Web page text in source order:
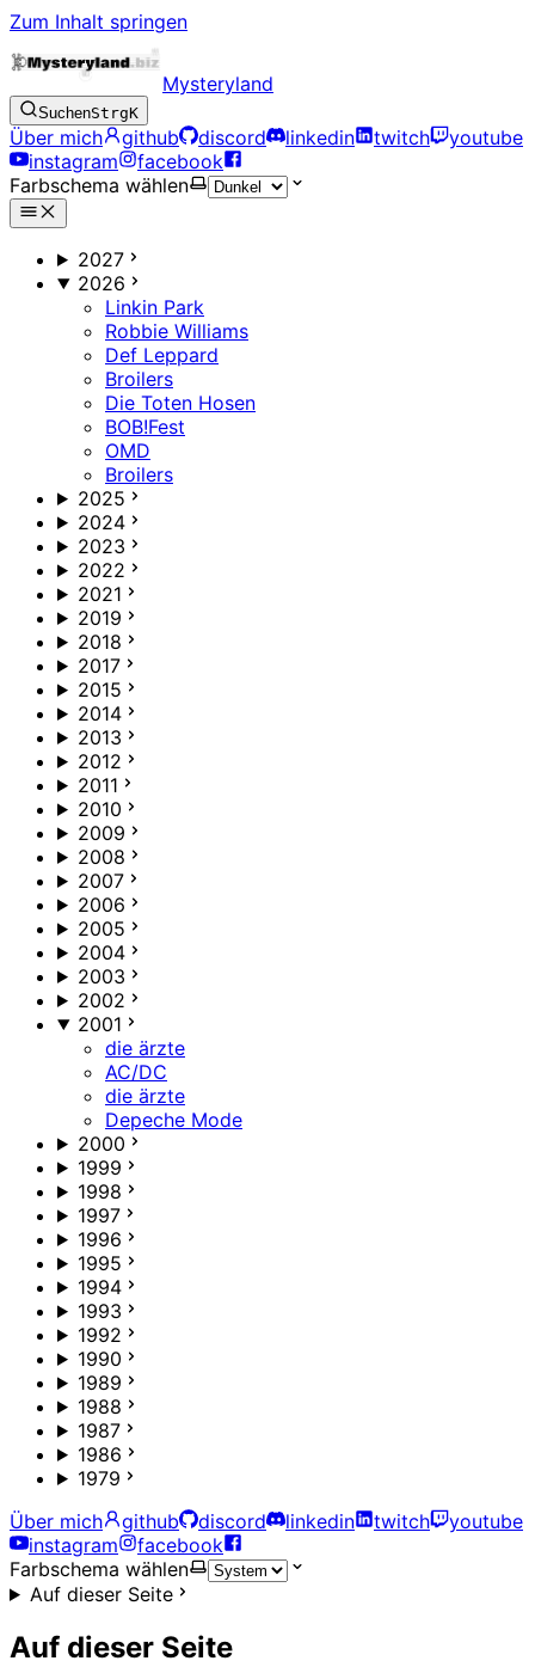
Zum Inhalt springen
Mysteryland
SuchenStrgK
Über mich github discord linkedin twitch
youtube
instagram
facebook
Farbschema wählen
2027
2026
Linkin Park
Robbie Williams
Def Leppard
Broilers
Die Toten Hosen
BOB!Fest
OMD
Broilers
2025
2024
2023
2022
2021
2019
2018
2017
2015
2014
2013
2012
2011
2010
2009
2008
2007
2006
2005
2004
2003
2002
2001
die ärzte
AC/DC
die ärzte
Depeche Mode
2000
1999
1998
1997
1996
1995
1994
1993
1992
1990
1989
1988
1987
1986
1979
Über mich
github discord linkedin twitch
youtube
instagram
facebook
Farbschema wählen
Auf dieser Seite
Auf dieser Seite